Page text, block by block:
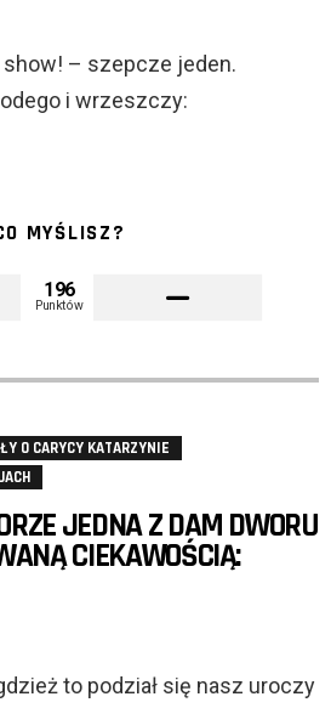
– szepcze jeden.
i wrzeszczy:
MYŚLISZ?
196
Punktów
O CARYCY KATARZYNIE
JEDNA Z DAM DWORU
CIEKAWOŚCIĄ:
to podział się nasz uroczy